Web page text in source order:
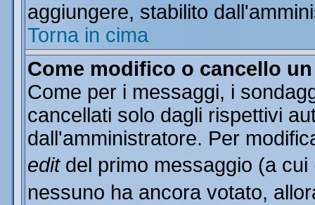
aggiungere, stabilito
Torna in cima
Come modifico o cancello
Come per i messaggi, i
cancellati solo dagli rispettivi
dall'amministratore. Per
editdel primo messaggio (a
nessuno ha ancora votato,